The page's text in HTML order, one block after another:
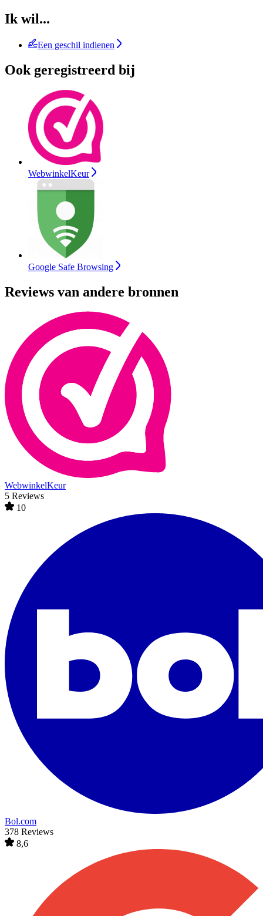
Ik wil...
Een geschil indienen
Ook geregistreerd bij
WebwinkelKeur
Google Safe Browsing
Reviews van andere bronnen
WebwinkelKeur
5 Reviews
10
Bol.com
378 Reviews
8,6